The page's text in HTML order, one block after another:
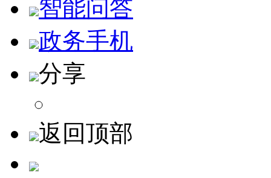
智能问答
政务手机
分享
返回顶部